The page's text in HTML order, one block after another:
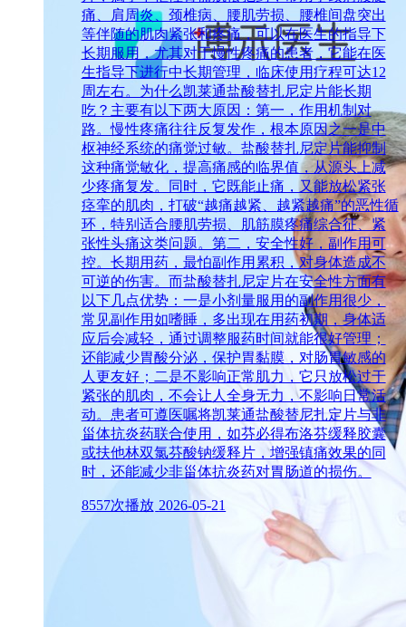
痛、肩周炎、颈椎病、腰肌劳损、腰椎间盘突出
等伴随的肌肉紧张和疼痛，可以在医生的指导下
长期服用，尤其对于慢性疼痛的患者，它能在医
生指导下进行中长期管理，临床使用疗程可达12
周左右。为什么凯莱通盐酸替扎尼定片能长期
吃？主要有以下两大原因：第一，作用机制对
路。慢性疼痛往往反复发作，根本原因之一是中
枢神经系统的痛觉过敏。盐酸替扎尼定片能抑制
这种痛觉敏化，提高痛感的临界值，从源头上减
少疼痛复发。同时，它既能止痛，又能放松紧张
痉挛的肌肉，打破“越痛越紧、越紧越痛”的恶性循
环，特别适合腰肌劳损、肌筋膜疼痛综合征、紧
张性头痛这类问题。第二，安全性好，副作用可
控。长期用药，最怕副作用累积，对身体造成不
可逆的伤害。而盐酸替扎尼定片在安全性方面有
以下几点优势：一是小剂量服用的副作用很少，
常见副作用如嗜睡，多出现在用药初期，身体适
应后会减轻，通过调整服药时间就能很好管理；
还能减少胃酸分泌，保护胃黏膜，对肠胃敏感的
人更友好；二是不影响正常肌力，它只放松过于
紧张的肌肉，不会让人全身无力，不影响日常活
动。患者可遵医嘱将凯莱通盐酸替尼扎定片与非
甾体抗炎药联合使用，如芬必得布洛芬缓释胶囊
或扶他林双氯芬酸钠缓释片，增强镇痛效果的同
时，还能减少非甾体抗炎药对胃肠道的损伤。
8557次播放 2026-05-21